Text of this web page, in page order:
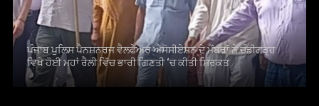
ਪੰਜਾਬ ਪੁਲਿਸ ਪੈਨਸ਼ਨਰਜ ਵੈਲਫੇਅਰ ਐਸੋਸੀਏਸ਼ਨ ਦੇ ਮੈਂਬਰਾਂ ਨੇ ਚੰਡੀਗੜ੍ਹ
ਵਿਖੇ ਹੋਈ ਮਹਾਂ ਰੈਲੀ ਵਿੱਚ ਭਾਰੀ ਗਿਣਤੀ ‘ਚ ਕੀਤੀ ਸ਼ਿਰਕਤ